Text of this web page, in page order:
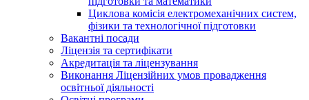
Циклова комісія електромеханічних систем,
фізики та технологічної підготовки
Вакантні посади
Ліцензія та сертифікати
Акредитація та ліцензування
Виконання Ліцензійних умов провадження
освітньої діяльності